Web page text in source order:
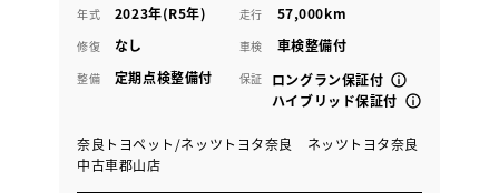
年式 2023年(R5年) 走行 57,000km
修復 なし 車検 車検整備付
整備 定期点検整備付 保証
ロングラン保証付
ハイブリッド保証付
奈良トヨペット/ネッツトヨタ奈良 ネッツトヨタ奈良
中古車郡山店